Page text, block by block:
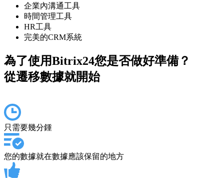
企業內溝通工具
時間管理工具
HR工具
完美的CRM系統
為了使用Bitrix24您是否做好準備？
從遷移數據就開始
只需要幾分鍾
您的數據就在數據應該保留的地方